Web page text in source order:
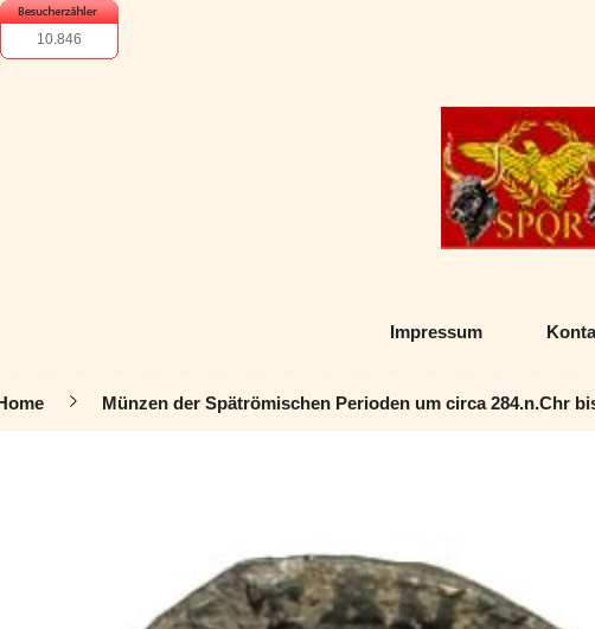
10.846
Impressum
Münzen der Spätrömischen Perioden um circa 284.n.Chr